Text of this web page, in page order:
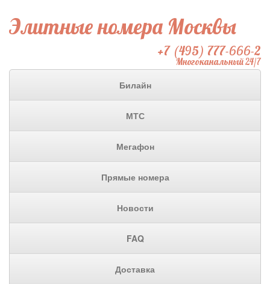
Элитные номера Москвы
+7 (495) 777-666-2
Многоканальный 24/7
Билайн
МТС
Мегафон
Прямые номера
Новости
FAQ
Доставка